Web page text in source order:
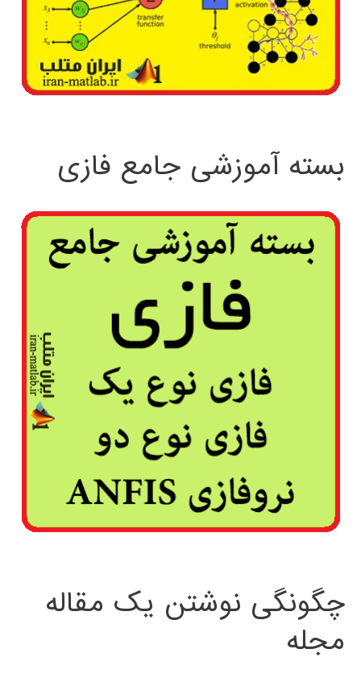
بسته آموزشی جامع فازی
چگونگی نوشتن یک مقاله
مجله